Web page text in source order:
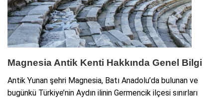
Magnesia Antik Kenti Hakkında Genel Bilgi
Antik Yunan şehri Magnesia, Batı Anadolu’da bulunan ve
bugünkü Türkiye’nin Aydın ilinin Germencik ilçesi sınırları